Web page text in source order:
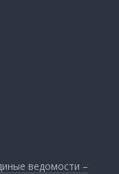
ведомости –